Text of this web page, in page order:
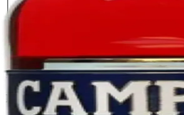
375ml
Agregar al carrito
El Gato Tuerto
Licorera · envíos locales